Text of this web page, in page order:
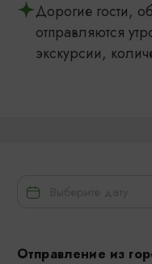
Дорогие гости,
отправляются
экскурсии,
Отправление из